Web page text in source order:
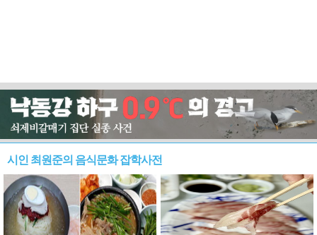
시인 최원준의 음식문화 잡학사전